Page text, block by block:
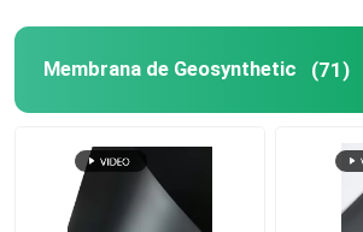
Membrana de Geosynthetic (71)